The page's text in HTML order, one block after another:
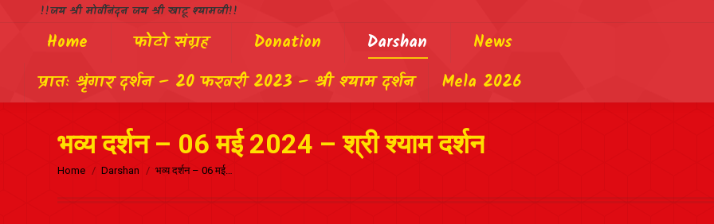
!!जय श्री मोर्वीनंदन जय श्री खाटू श्यामजी!!
Home फोटो संग्रह Donation Darshan
News
प्रातः श्रृंगार दर्शन – 20 फरवरी 2023 – श्री श्याम दर्शन
Mela 2026
भव्य दर्शन – 06 मई 2024 – श्री श्याम दर्शन
Home Darshan भव्य दर्शन – 06 मई…